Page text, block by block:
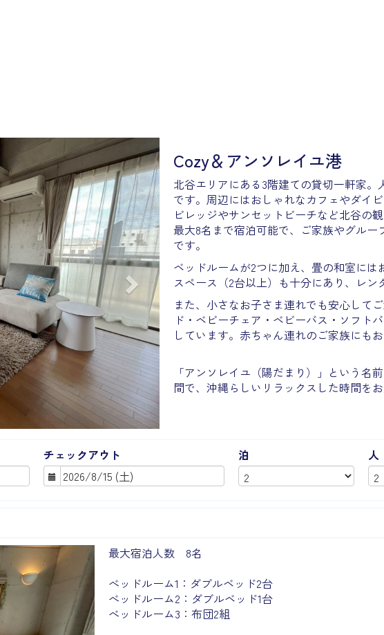
Next
Cozy＆アンソレイユ港
北谷エリアにある3階建ての貸切一軒家
です。周辺にはおしゃれなカフェやダイ
ビレッジやサンセットビーチなど北谷の
最大8名まで宿泊可能で、ご家族やグル
です。
ベッドルームが2つに加え、畳の和室に
スペース（2台以上）も十分にあり、レン
また、小さなお子さま連れでも安心して
ド・ベビーチェア・ベビーバス・ソフト
しています。赤ちゃん連れのご家族にも
「アンソレイユ（陽だまり）」という名
間で、沖縄らしいリラックスした時間をお
チェックアウト 泊 人
Next
最大宿泊人数 8名
べッドルーム1：ダブルベッド2台
べッドルーム2：ダブルベッド1台
べッドルーム3：布団2組